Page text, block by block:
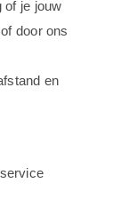
of je jouw
door ons
en